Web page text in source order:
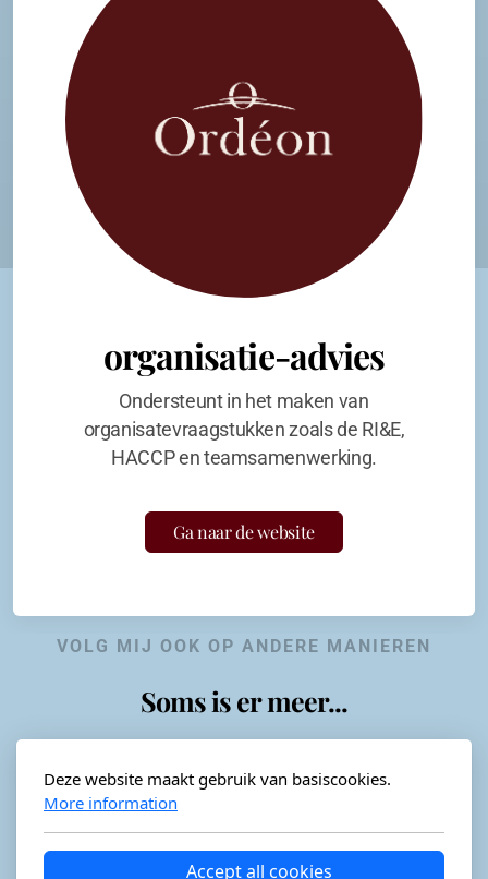
organisatie-advies
Ondersteunt in het maken van
organisatevraagstukken zoals de RI&E,
HACCP en teamsamenwerking.
Ga naar de website
VOLG MIJ OOK OP ANDERE MANIEREN
Soms is er meer...
Horeca-advies
Deze website maakt gebruik van basiscookies.
More information
Accept all cookies